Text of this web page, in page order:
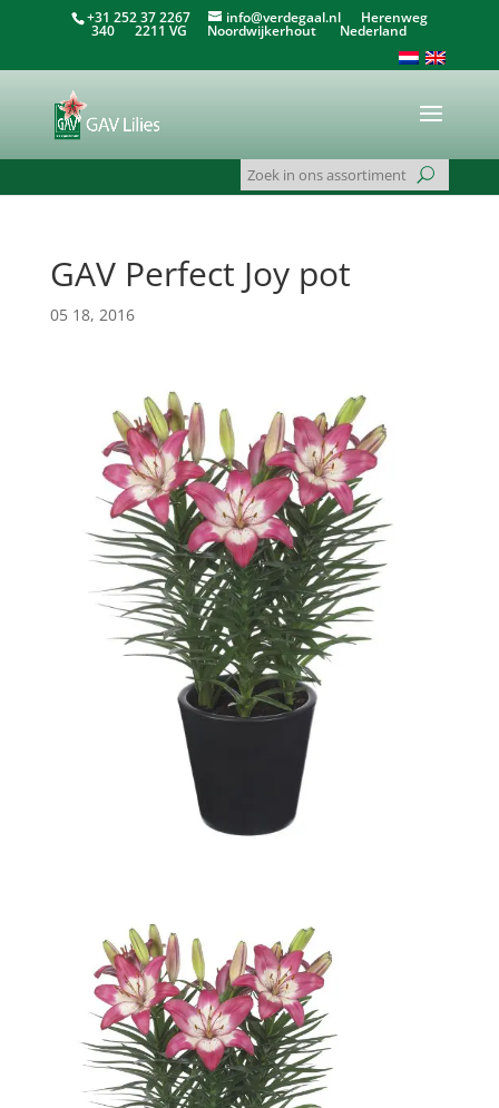
+31 252 37 2267 info@verdegaal.nlHerenweg
340 2211 VG Noordwijkerhout Nederland
GAV Perfect Joy pot
05 18, 2016